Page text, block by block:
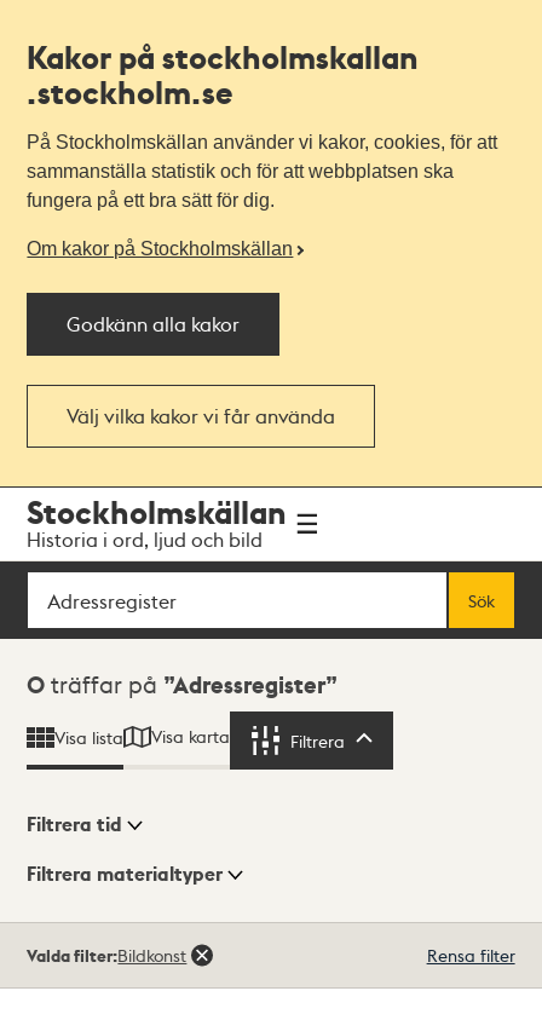
Kakor på stockholmskallan
.stockholm.se
På Stockholmskällan använder vi kakor, cookies, för att
sammanställa statistik och för att webbplatsen ska
fungera på ett bra sätt för dig.
Om kakor på Stockholmskällan
Godkänn alla kakor
Välj vilka kakor vi får använda
navigationen
huvudinnehållet
Stockholmskällan
Historia i ord, ljud och bild
Sök
Sök
Sökresultat
0 träffar på Adressregister
Visa lista Visa karta Filtrera
Visningsläge
Filtrera tid
Filtrera materialtyper
träffar
Valda filter:Bildkonst Rensa filter